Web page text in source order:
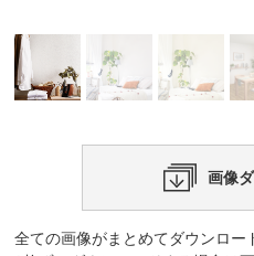
画像
全ての画像がまとめてダウンロー